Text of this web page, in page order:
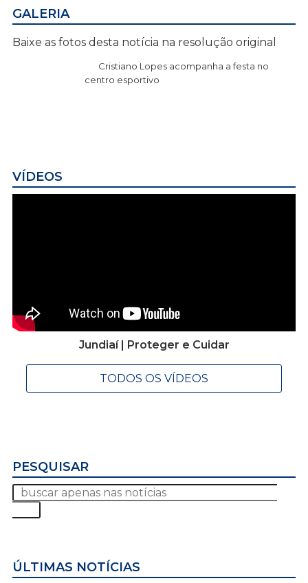
GALERIA
Baixe as fotos desta notícia na resolução original
Cristiano Lopes acompanha a festa no
centro esportivo
VÍDEOS
Jundiaí | Proteger e Cuidar
TODOS OS VÍDEOS
PESQUISAR
ÚLTIMAS NOTÍCIAS